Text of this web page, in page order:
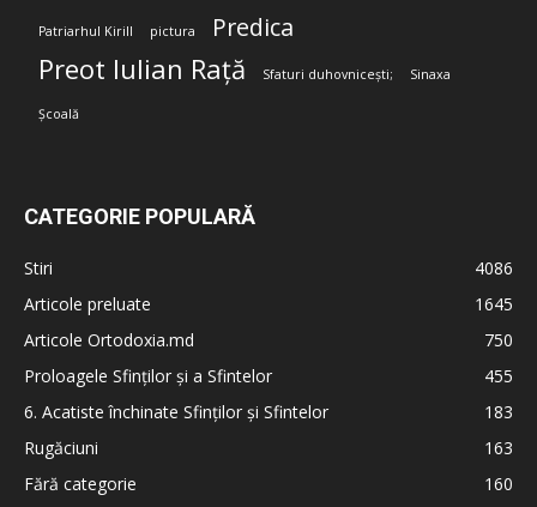
Patriarhul Kirill pictura Predica
Preot Iulian Rață Sfaturi duhovnicești; Sinaxa
Școală
CATEGORIE POPULARĂ
Stiri
4086
Articole preluate
1645
Articole Ortodoxia.md
750
Proloagele Sfinților și a Sfintelor
455
6. Acatiste închinate Sfinților și Sfintelor
183
Rugăciuni
163
Fără categorie
160